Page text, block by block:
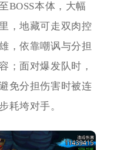
BOSS本体，大幅
，地藏可走双肉控
，依靠嘲讽与分担
；面对爆发队时，
免分担伤害时被连
耗垮对手。